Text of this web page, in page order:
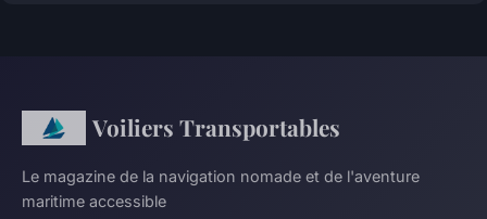
Voiliers Transportables
Le magazine de la navigation nomade et de l'aventure
maritime accessible